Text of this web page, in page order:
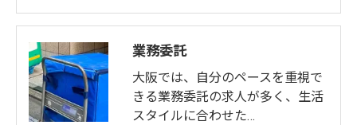
業務委託
大阪では、自分のペースを重視で
きる業務委託の求人が多く、生活
スタイルに合わせた…